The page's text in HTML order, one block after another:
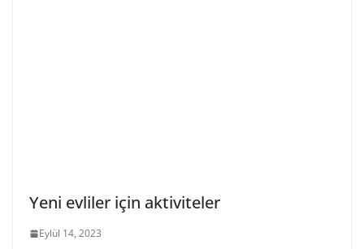
Yeni evliler için aktiviteler
Eylül 14, 2023